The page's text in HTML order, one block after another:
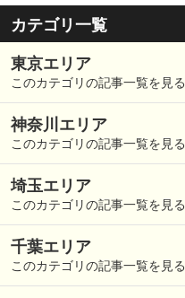
カテゴリ一覧
東京エリア
このカテゴリの記事一覧を見る
神奈川エリア
このカテゴリの記事一覧を見る
埼玉エリア
このカテゴリの記事一覧を見る
千葉エリア
このカテゴリの記事一覧を見る